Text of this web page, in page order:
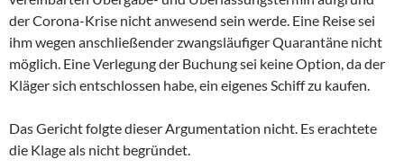
der Corona-Krise nicht anwesend sein werde. Eine Reise sei
ihm wegen anschließender zwangsläufiger Quarantäne nicht
möglich. Eine Verlegung der Buchung sei keine Option, da der
Kläger sich entschlossen habe, ein eigenes Schiff zu kaufen.
Das Gericht folgte dieser Argumentation nicht. Es erachtete
die Klage als nicht begründet.